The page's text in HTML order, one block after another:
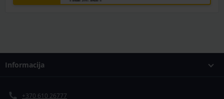
Informacija
+370 610 26777